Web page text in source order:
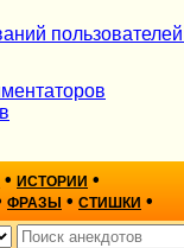
пользователей
• ИСТОРИИ •
ФРАЗЫ • СТИШКИ •